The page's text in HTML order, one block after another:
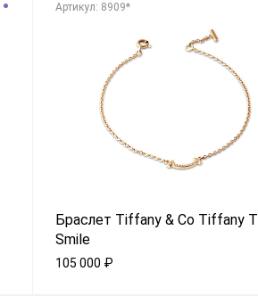
Aртикул: 8909*
Браслет Tiffany & Co Tiffany T
Smile
105 000 ₽